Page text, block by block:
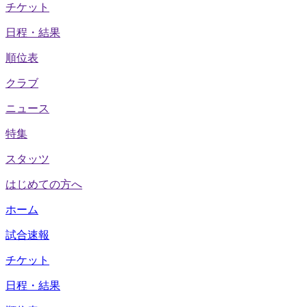
チケット
日程・結果
順位表
クラブ
ニュース
特集
スタッツ
はじめての方へ
ホーム
試合速報
チケット
日程・結果